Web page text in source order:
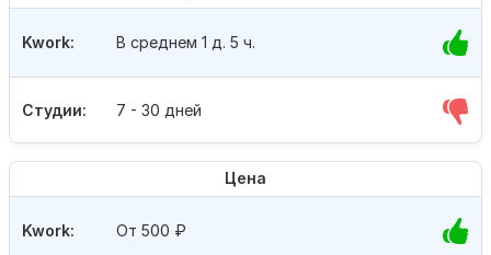
Студии: 7 - 30 дней
Kwork: В среднем 1 д. 5 ч.
Цена
Kwork: От 500 ₽